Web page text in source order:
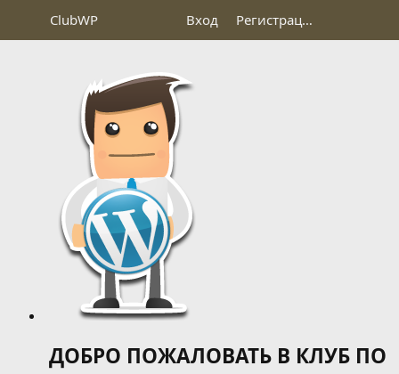
ClubWP Вход Регистрация
ДОБРО ПОЖАЛОВАТЬ В КЛУБ ПО